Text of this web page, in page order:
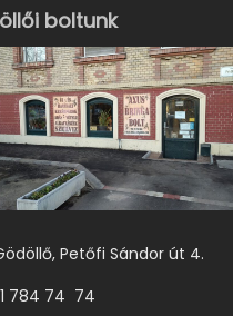
boltunk
Petőfi Sándor út 4.
784 74 74